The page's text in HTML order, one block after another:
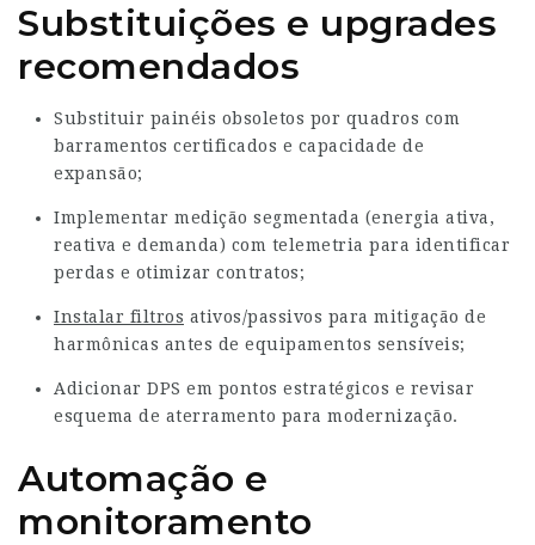
Substituições e upgrades
recomendados
Substituir painéis obsoletos por quadros com
barramentos certificados e capacidade de
expansão;
Implementar medição segmentada (energia ativa,
reativa e demanda) com telemetria para identificar
perdas e otimizar contratos;
Instalar filtros ativos/passivos para mitigação de
harmônicas antes de equipamentos sensíveis;
Adicionar DPS em pontos estratégicos e revisar
esquema de aterramento para modernização.
Automação e
monitoramento